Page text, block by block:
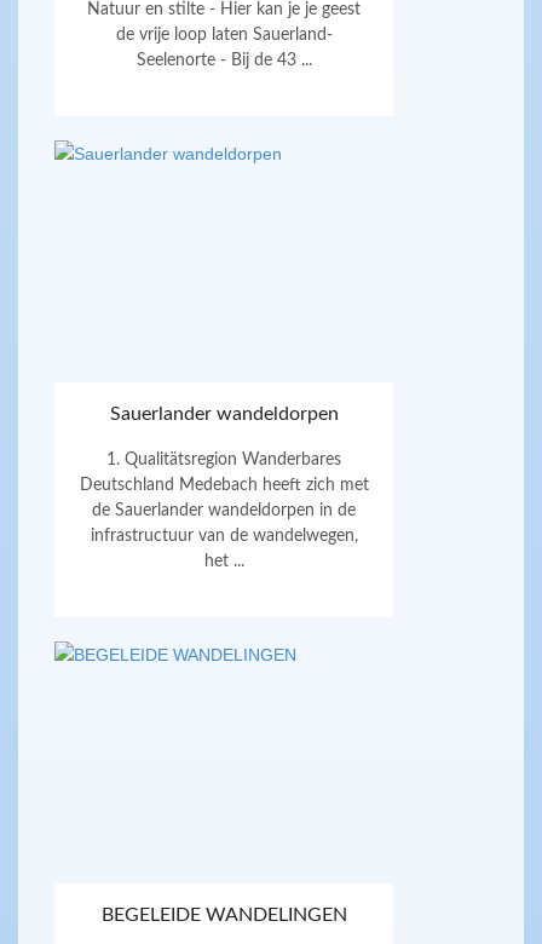
Natuur en stilte - Hier kan je je geest
de vrije loop laten Sauerland-
Seelenorte - Bij de 43 ...
Sauerlander wandeldorpen
1. Qualitätsregion Wanderbares
Deutschland Medebach heeft zich met
de Sauerlander wandeldorpen in de
infrastructuur van de wandelwegen,
het ...
BEGELEIDE WANDELINGEN